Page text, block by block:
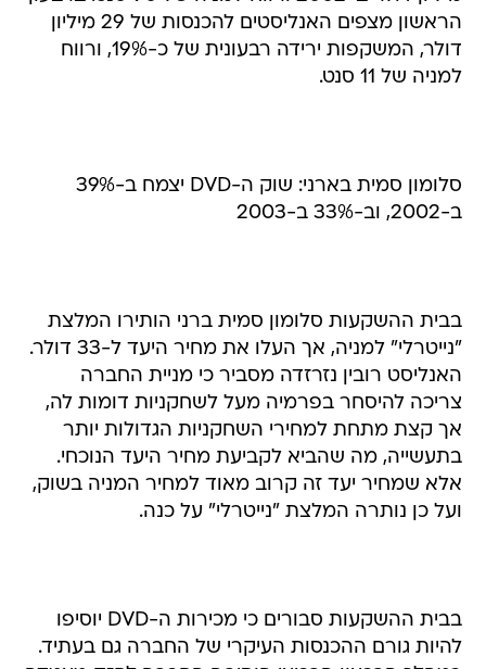
הראשון מצפים האנליסטים להכנסות של 29 מיליון
דולר, המשקפות ירידה רבעונית של כ-19%, ורווח
למניה של 11 סנט.
סלומון סמית בארני: שוק ה-DVD יצמח ב-39%
ב-2002, וב-33% ב-2003
בבית ההשקעות סלומון סמית ברני הותירו המלצת
"נייטרלי" למניה, אך העלו את מחיר היעד ל-33 דולר.
האנליסט רובין נזרזדה מסביר כי מניית החברה
צריכה להיסחר בפרמיה מעל לשחקניות דומות לה,
אך קצת מתחת למחירי השחקניות הגדולות יותר
בתעשייה, מה שהביא לקביעת מחיר היעד הנוכחי.
אלא שמחיר יעד זה קרוב מאוד למחיר המניה בשוק,
ועל כן נותרה המלצת "נייטרלי" על כנה.
בבית ההשקעות סבורים כי מכירות ה-DVD יוסיפו
להיות גורם ההכנסות העיקרי של החברה גם בעתיד.